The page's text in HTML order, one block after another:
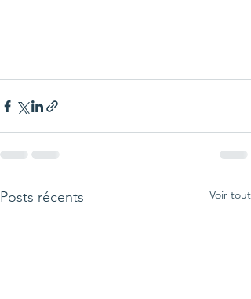
Posts récents Voir tout